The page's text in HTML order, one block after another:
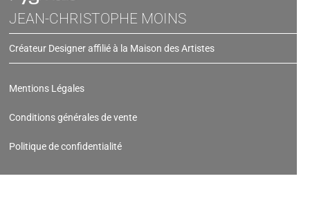
JEAN-CHRISTOPHE MOINS
Créateur Designer affilié à la Maison des Artistes
Mentions Légales
Conditions générales de vente
Politique de confidentialité